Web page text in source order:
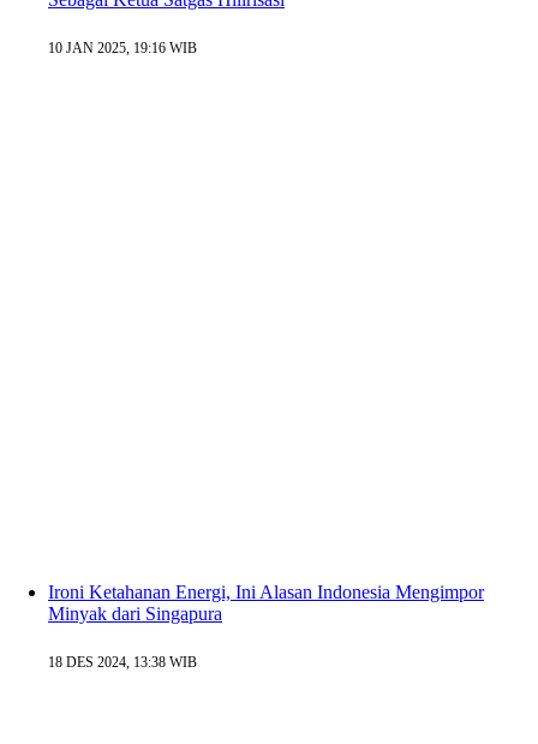
10 JAN 2025, 19:16 WIB
Ironi Ketahanan Energi, Ini Alasan Indonesia Mengimpor
Minyak dari Singapura
18 DES 2024, 13:38 WIB